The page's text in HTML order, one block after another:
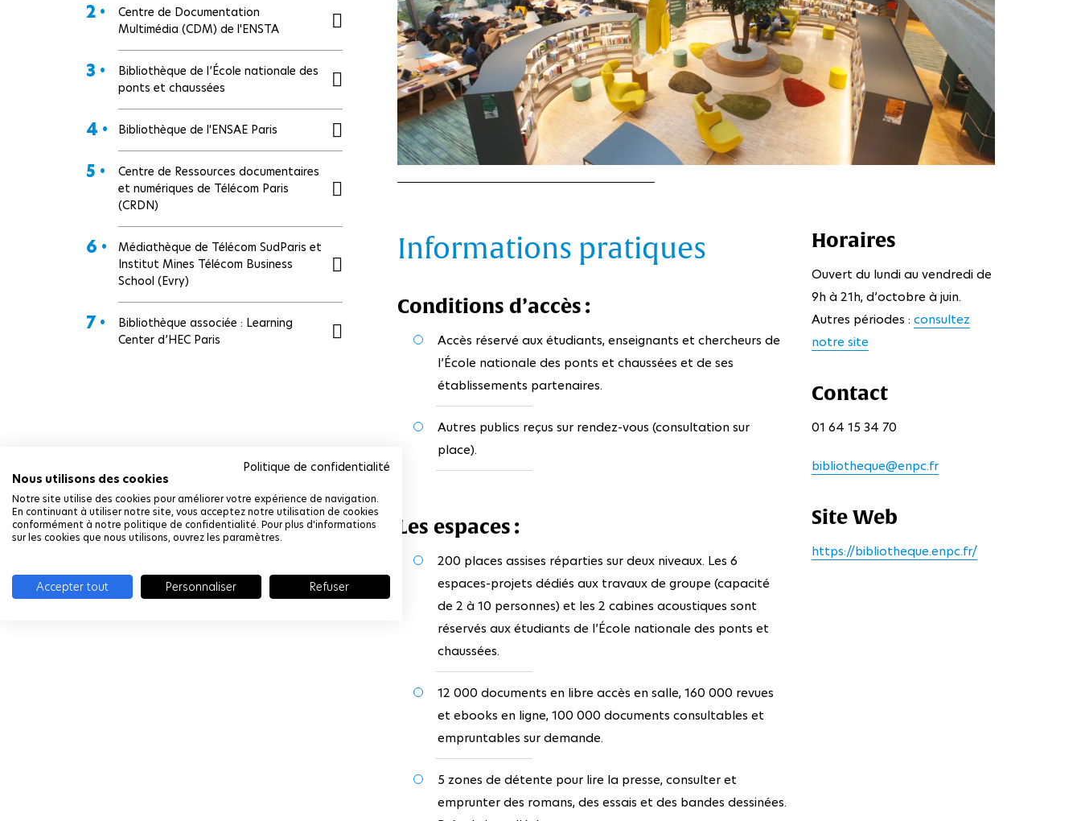
Politique de confidentialité
Nous utilisons des cookies
Notre site utilise des cookies pour améliorer votre expérience de navigation.
En continuant à utiliser notre site, vous acceptez notre utilisation de cookies
conformément à notre politique de confidentialité. Pour plus d'informations
sur les cookies que nous utilisons, ouvrez les paramètres.
Accepter tout Personnaliser Refuser
2 •
Centre de Documentation
Multimédia (CDM) de l'ENSTA
3 •
Bibliothèque de l’École nationale des
ponts et chaussées
4 • Bibliothèque de l'ENSAE Paris
5 •
Centre de Ressources documentaires
et numériques de Télécom Paris
(CRDN)
6 •
Médiathèque de Télécom SudParis et
Institut Mines Télécom Business
School (Evry)
7 •
Bibliothèque associée : Learning
Center d’HEC Paris
Informations pratiques
Conditions d’accès :
Accès réservé aux étudiants, enseignants et chercheurs de
l’École nationale des ponts et chaussées et de ses
établissements partenaires.
Autres publics reçus sur rendez-vous (consultation sur
place).
Les espaces :
200 places assises réparties sur deux niveaux. Les 6
espaces-projets dédiés aux travaux de groupe (capacité
de 2 à 10 personnes) et les 2 cabines acoustiques sont
réservés aux étudiants de l’École nationale des ponts et
chaussées.
12 000 documents en libre accès en salle, 160 000 revues
et ebooks en ligne, 100 000 documents consultables et
empruntables sur demande.
5 zones de détente pour lire la presse, consulter et
emprunter des romans, des essais et des bandes dessinées.
Horaires
Ouvert du lundi au vendredi de
9h à 21h, d’octobre à juin.
Autres périodes :consultez
notre site
Contact
01 64 15 34 70
bibliotheque@enpc.fr
Site Web
https://bibliotheque.enpc.fr/